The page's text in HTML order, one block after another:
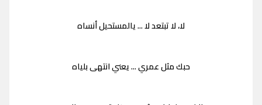
لا، لا تبتعد لا ... يالمستحيل أنساه
حبك مثل عمري ... يعني انتهى بلياه